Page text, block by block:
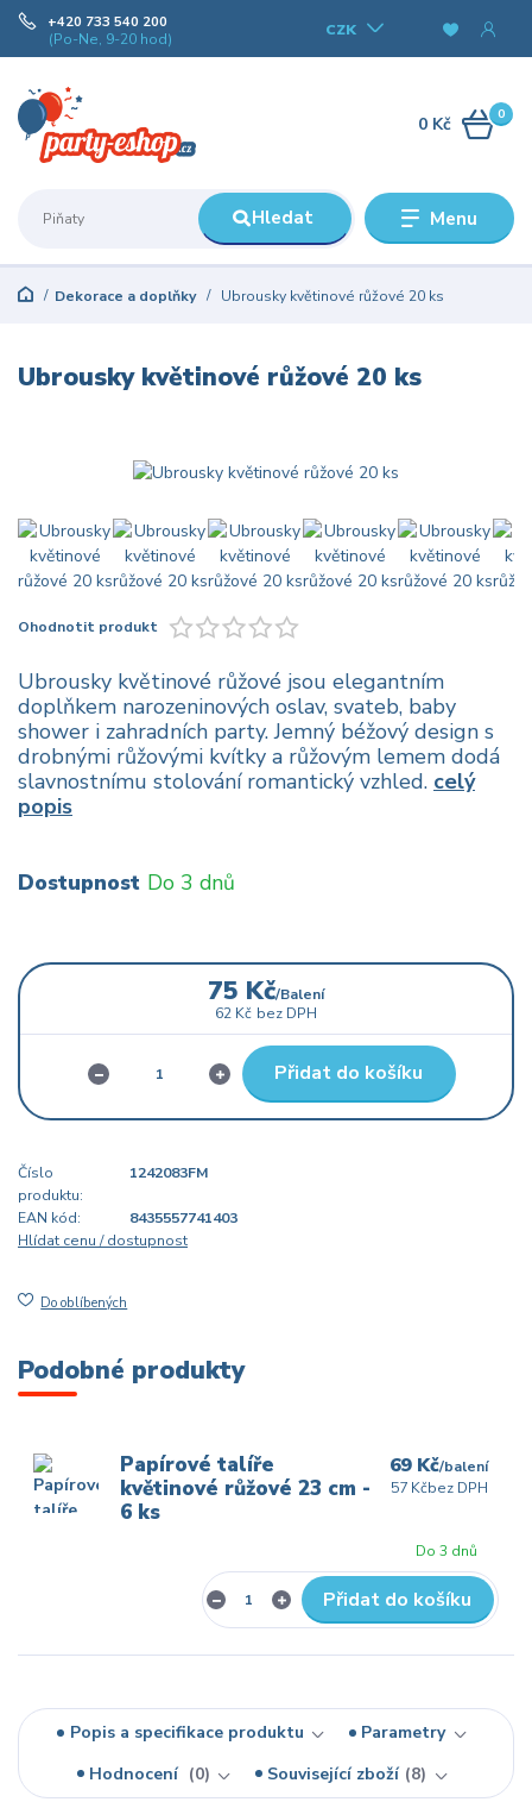
Menu
CZK
Hledat
+420 733 540 200
(Po-Ne, 9-20 hod)
0
0 Kč
Dekorace a doplňky Ubrousky květinové růžové 20 ks
Ubrousky květinové růžové 20 ks
Ohodnotit produkt
Ubrousky květinové růžové jsou elegantním
doplňkem narozeninových oslav, svateb, baby
shower i zahradních party. Jemný béžový design s
drobnými růžovými kvítky a růžovým lemem dodá
slavnostnímu stolování romantický vzhled. celý
popis
Dostupnost Do 3 dnů
75 Kč/Balení
62 Kč bez DPH
Přidat do košíku
Číslo
produktu:
1242083FM
EAN kód:
8435557741403
Hlídat cenu / dostupnost
Do oblíbených
Podobné produkty
Papírové talíře
květinové růžové 23 cm -
6 ks
69 Kč/balení
57 Kčbez DPH
Do 3 dnů
Přidat do košíku
Popis a specifikace produktu
Parametry
Hodnocení
0 Související zboží 8